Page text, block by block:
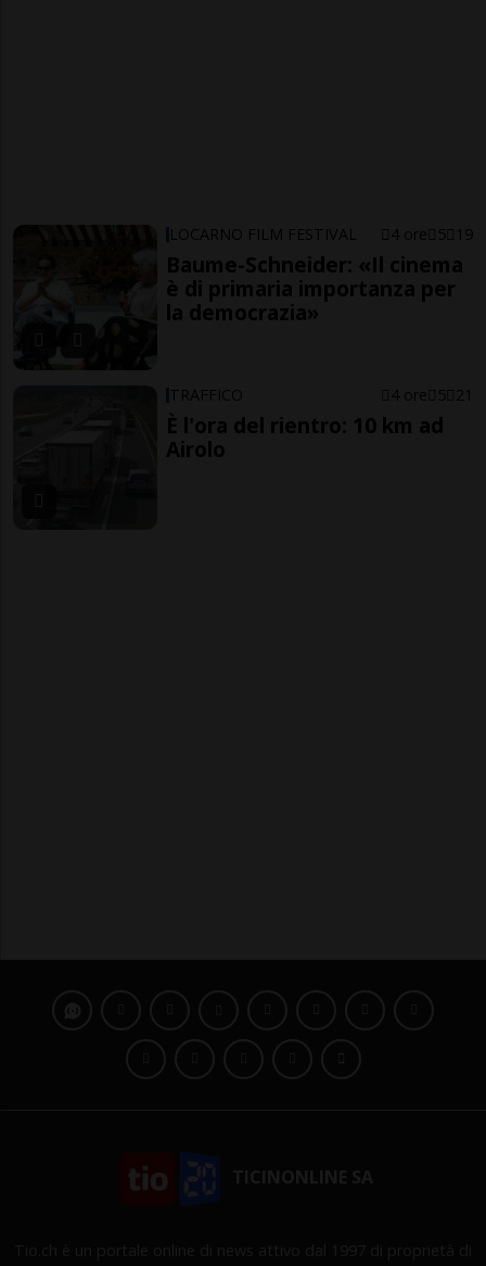
LOCARNO FILM FESTIVAL 4 ore 5 19
Baume-Schneider: «Il cinema
è di primaria importanza per
la democrazia»
TRAFFICO 4 ore 5 21
È l'ora del rientro: 10 km ad
Airolo